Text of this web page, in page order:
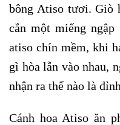
bông Atiso tươi. Giò
cắn một miếng
atiso chín mềm, khi
gì hòa lẫn vào nhau,
nhận ra thế nào là
Cánh hoa Atiso ăn